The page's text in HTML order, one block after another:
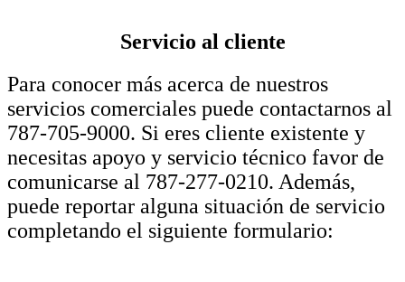
Servicio al cliente
Para conocer más acerca de nuestros
servicios comerciales puede contactarnos al
787-705-9000. Si eres cliente existente y
necesitas apoyo y servicio técnico favor de
comunicarse al 787-277-0210. Además,
puede reportar alguna situación de servicio
completando el siguiente formulario: